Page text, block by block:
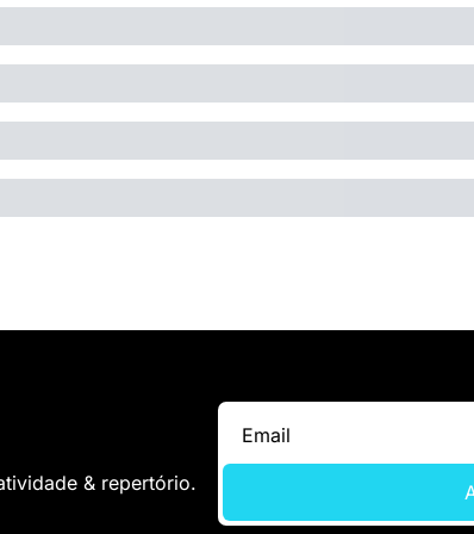
& repertório.